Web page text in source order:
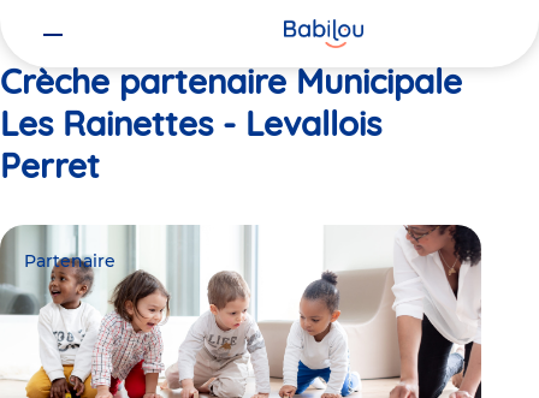
Crèche partenaire Municipale
Les Rainettes - Levallois
Perret
Partenaire